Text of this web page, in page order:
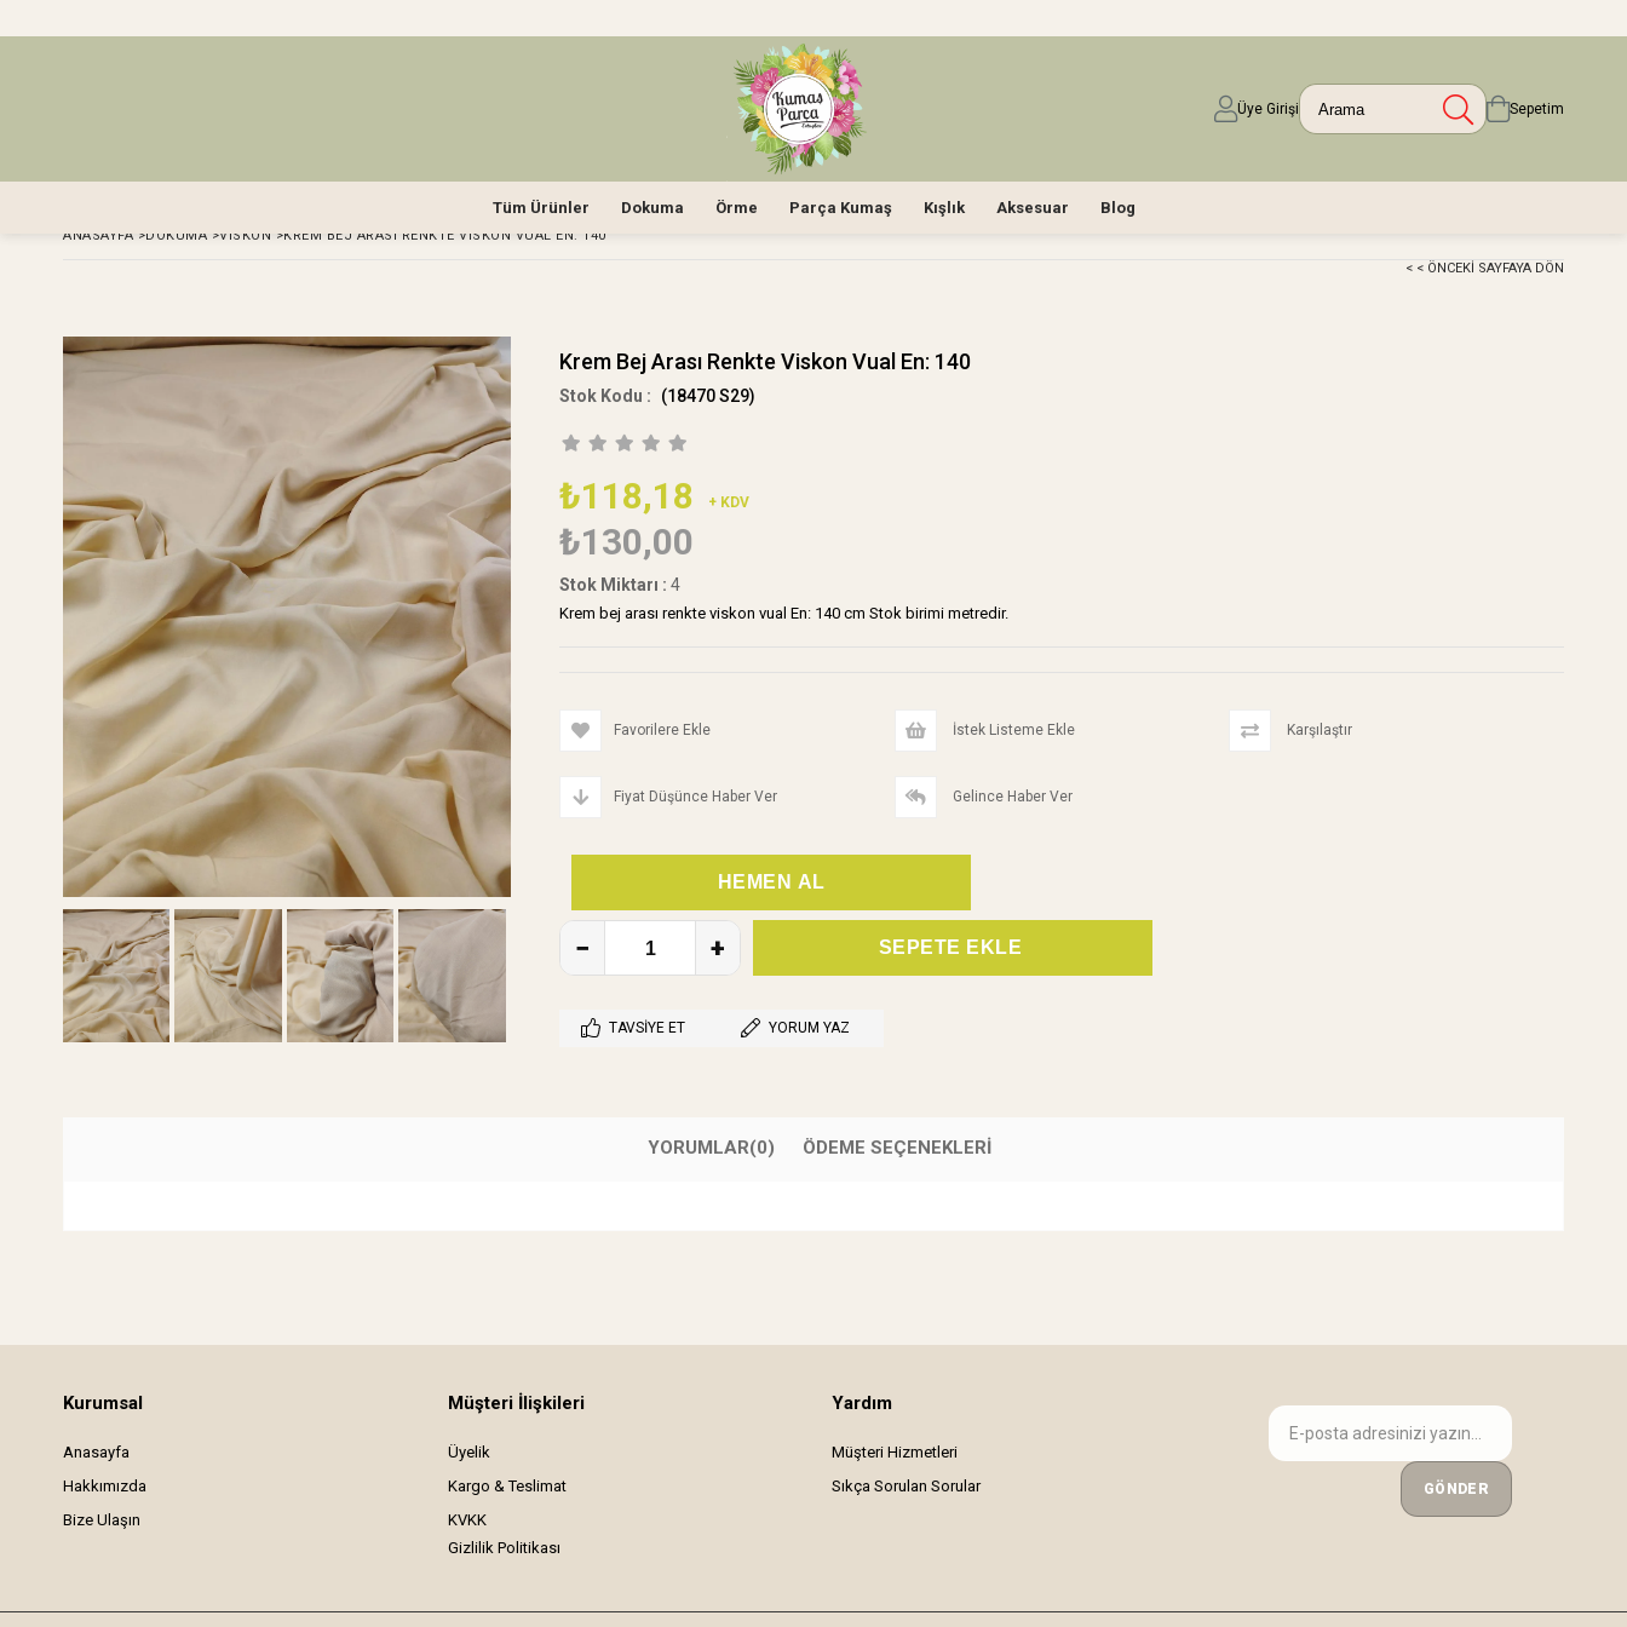
Üye Girişi Sepetim
Tüm Ürünler Dokuma Örme Parça Kumaş Kışlık Aksesuar Blog
ANASAYFA >DOKUMA >VISKON >KREM BEJ ARASI RENKTE VISKON VUAL EN: 140
< < ÖNCEKI SAYFAYA DÖN
Krem Bej Arası Renkte Viskon Vual En: 140
(18470 S29)
₺118,18 + KDV
₺130,00
Stok Miktarı : 4
Krem bej arası renkte viskon vual En: 140 cm Stok birimi metredir.
Favorilere Ekle İstek Listeme Ekle Karşılaştır
Fiyat Düşünce Haber Ver Gelince Haber Ver
TAVSIYE ET YORUM YAZ
YORUMLAR(0) ÖDEME SEÇENEKLERI
Kurumsal
Anasayfa
Hakkımızda
Bize Ulaşın
Müşteri İlişkileri
Üyelik
Kargo & Teslimat
KVKK
Gizlilik Politikası
Yardım
Müşteri Hizmetleri
Sıkça Sorulan Sorular
GÖNDER